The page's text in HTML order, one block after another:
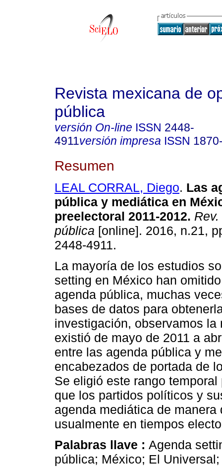
Revista mexicana de
pública
versión On-line ISSN 2448-
4911versión impresa ISSN
Resumen
LEAL CORRAL, Diego. Las
pública y mediática en
preelectoral 2011-2012.
pública [online]. 2016, n.21,
2448-4911.
La mayoría de los estudios
setting en México han
agenda pública, muchas
bases de datos para
investigación, observamos la
existió de mayo de 2011 a
entre las agenda pública y
encabezados de portada de
Se eligió este rango
que los partidos políticos y
agenda mediática de
usualmente en tiempos
Palabras llave : Agenda
pública; México; El